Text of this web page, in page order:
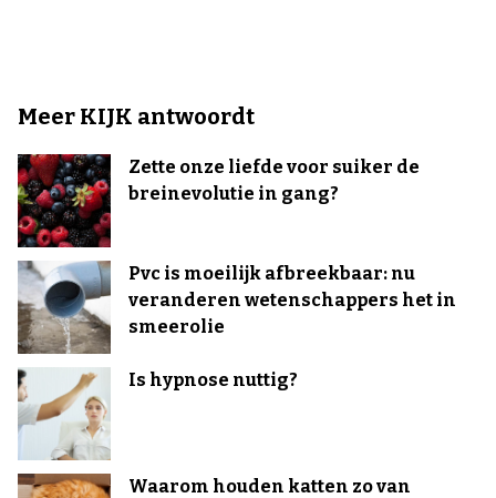
Meer KIJK antwoordt
Zette onze liefde voor suiker de
breinevolutie in gang?
Pvc is moeilijk afbreekbaar: nu
veranderen wetenschappers het in
smeerolie
Is hypnose nuttig?
Waarom houden katten zo van